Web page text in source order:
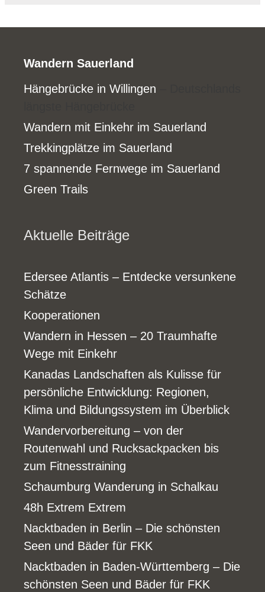
Wandern Sauerland
Hängebrücke in Willingen
Wandern mit Einkehr im Sauerland
Trekkingplätze im Sauerland
7 spannende Fernwege im Sauerland
Green Trails
Aktuelle Beiträge
Edersee Atlantis – Entdecke versunkene
Schätze
Kooperationen
Wandern in Hessen – 20 Traumhafte
Wege mit Einkehr
Kanadas Landschaften als Kulisse für
persönliche Entwicklung: Regionen,
Klima und Bildungssystem im Überblick
Wandervorbereitung – von der
Routenwahl und Rucksackpacken bis
zum Fitnesstraining
Schaumburg Wanderung in Schalkau
48h Extrem Extrem
Nacktbaden in Berlin – Die schönsten
Seen und Bäder für FKK
Nacktbaden in Baden-Württemberg – Die
schönsten Seen und Bäder für FKK